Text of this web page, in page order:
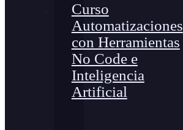
Curso
Automatizaciones
con Herramientas
No Code e
Inteligencia
Artificial